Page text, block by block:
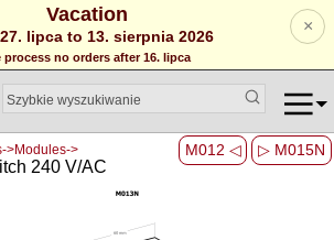
Vacation
lipca to 13. sierpnia 2026
process no orders after 16. lipca
×
M012 ◁ ▷ M015N
>Modules->
240 V/AC